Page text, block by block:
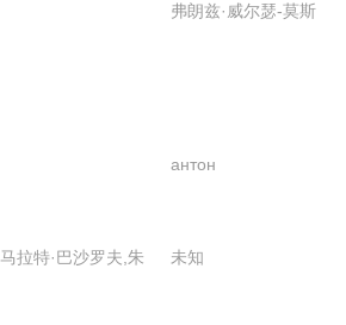
弗朗兹·威尔瑟-莫斯
антон
вы,иван
马拉特·巴沙罗夫,朱
未知